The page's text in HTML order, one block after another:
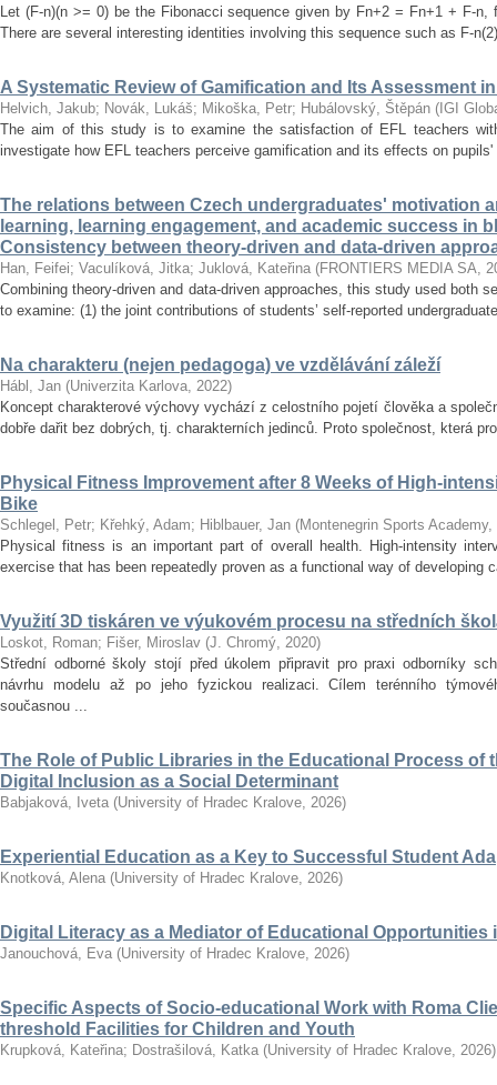
Let (F-n)(n >= 0) be the Fibonacci sequence given by Fn+2 = Fn+1 + F-
There are several interesting identities involving this sequence such as F-
A Systematic Review of Gamification and Its Assessment
Helvich, Jakub; Novák, Lukáš; Mikoška, Petr; Hubálovský, Štěpán ( IGI
The aim of this study is to examine the satisfaction of EFL teachers
investigate how EFL teachers perceive gamification and its effects on
The relations between Czech undergraduates' motivation
learning, learning engagement, and academic success in
Consistency between theory-driven and data-driven
Han, Feifei; Vaculíková, Jitka; Juklová, Kateřina (FRONTIERS MEDIA SA,
Combining theory-driven and data-driven approaches, this study used both
to examine: (1) the joint contributions of students’ self-reported
Na charakteru (nejen pedagoga) ve vzdělávání záleží
Hábl, Jan (Univerzita Karlova, 2022)
Koncept charakterové výchovy vychází z celostního pojetí člověka a
dobře dařit bez dobrých, tj. charakterních jedinců. Proto společnost, která
Physical Fitness Improvement after 8 Weeks of High-
Bike
Schlegel, Petr; Křehký, Adam; Hiblbauer, Jan (Montenegrin Sports Academy,
Physical fitness is an important part of overall health. High-intensity
exercise that has been repeatedly proven as a functional way of developing
Využití 3D tiskáren ve výukovém procesu na středních
Loskot, Roman; Fišer, Miroslav (J. Chromý, 2020)
Střední odborné školy stojí před úkolem připravit pro praxi odborníky
návrhu modelu až po jeho fyzickou realizaci. Cílem terénního
současnou ...
The Role of Public Libraries in the Educational Process of
Digital Inclusion as a Social Determinant
Babjaková, Iveta (University of Hradec Kralove, 2026)
Experiential Education as a Key to Successful Student
Knotková, Alena (University of Hradec Kralove, 2026)
Digital Literacy as a Mediator of Educational Opportunities
Janouchová, Eva (University of Hradec Kralove, 2026)
Specific Aspects of Socio-educational Work with Roma
threshold Facilities for Children and Youth
Krupková, Kateřina; Dostrašilová, Katka (University of Hradec Kralove, 2026)